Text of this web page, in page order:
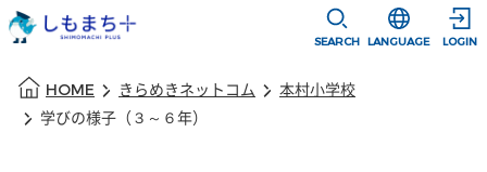
SEARCH
選択すると言
LANGUAGE LOGIN
HOME きらめきネットコム
本村小学校
学びの様子（３～６年）